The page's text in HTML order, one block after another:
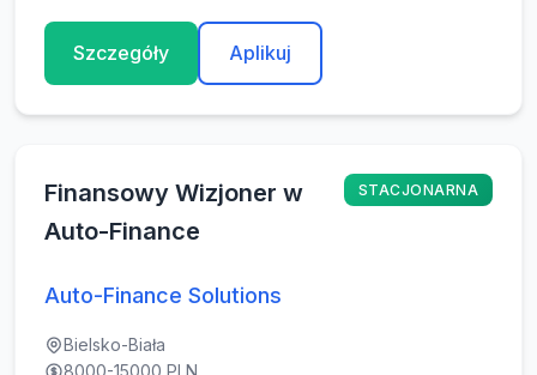
Szczegóły Aplikuj
Finansowy Wizjoner w
Auto-Finance
STACJONARNA
Auto-Finance Solutions
Bielsko-Biała
8000-15000 PLN